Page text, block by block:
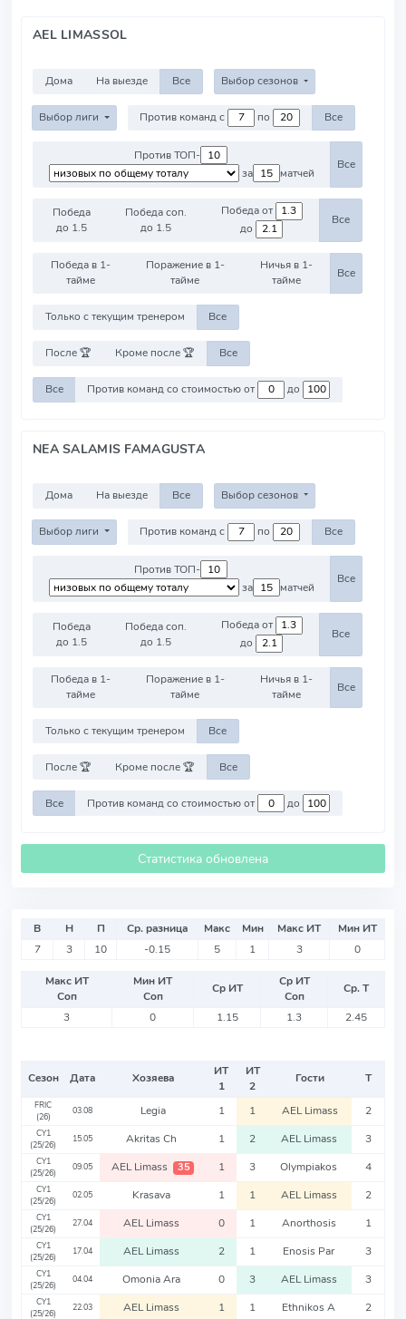
AEL LIMASSOL
Дома На выезде Все Выбор сезонов
Выбор лиги Против команд с по Все
Против ТОП-
за
матчей
Все
Победа
до 1.5
Победа соп.
до 1.5
Победа от
до
Все
Победа в 1-
тайме
Поражение в 1-
тайме
Ничья в 1-
тайме
Все
Только с текущим тренером Все
После 🏆 Кроме после 🏆 Все
Все Против команд со стоимостью от до
NEA SALAMIS FAMAGUSTA
Дома На выезде Все Выбор сезонов
Выбор лиги Против команд с по Все
Против ТОП-
за
матчей
Все
Победа
до 1.5
Победа соп.
до 1.5
Победа от
до
Все
Победа в 1-
тайме
Поражение в 1-
тайме
Ничья в 1-
тайме
Все
Только с текущим тренером Все
После 🏆 Кроме после 🏆 Все
Все Против команд со стоимостью от до
Статистика обновлена
В Н П Ср. разница Макс Мин Макс ИТ
Мин ИТ
7
3 10 -0.15 5 1 3 0
Макс ИТ
Соп
Мин ИТ
Соп
Ср ИТ
Ср ИТ
Соп
Ср. Т
3
0 1.15 1.3 2.45
Сезон Дата Хозяева
ИТ
1
ИТ
2
Гости Т
FRIC
(26)
03.08 Legia 1 1 AEL Limass 2
CY1
(25/26)
15.05 Akritas Ch 1 2 AEL Limass 3
CY1
(25/26)
09.05 AEL Limass 35 1 3 Olympiakos 4
CY1
(25/26)
02.05 Krasava 1 1 AEL Limass 2
CY1
(25/26)
27.04 AEL Limass 0 1 Anorthosis 1
CY1
(25/26)
17.04 AEL Limass 2 1 Enosis Par 3
CY1
(25/26)
04.04 Omonia Ara 0 3 AEL Limass 3
CY1
(25/26)
22.03 AEL Limass 1 1 Ethnikos A 2